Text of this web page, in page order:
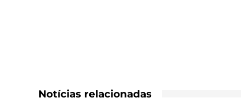
Notícias relacionadas